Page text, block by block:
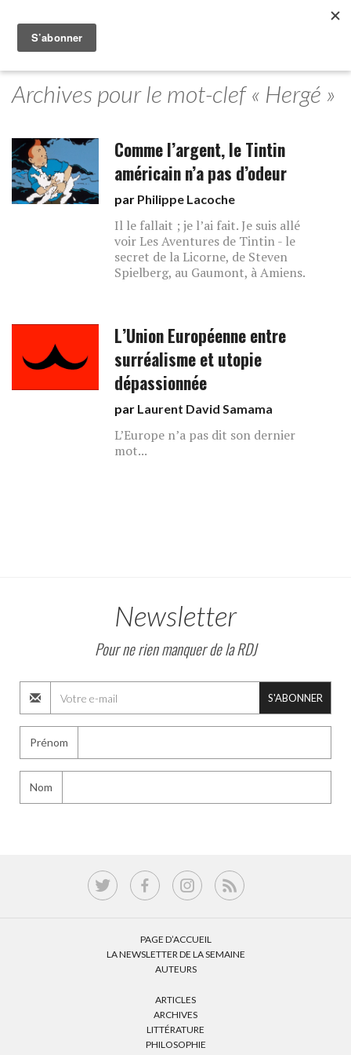
Archives pour le mot-clef « Hergé »
Comme l’argent, le Tintin
américain n’a pas d’odeur
par Philippe Lacoche
Il le fallait ; je l’ai fait. Je suis allé
voir Les Aventures de Tintin - le
secret de la Licorne, de Steven
Spielberg, au Gaumont, à Amiens.
L’Union Européenne entre
surréalisme et utopie
dépassionnée
par Laurent David Samama
L’Europe n’a pas dit son dernier
mot...
Newsletter
Pour ne rien manquer de la RDJ
S'ABONNER
Prénom
Nom
PAGE D’ACCUEIL
LA NEWSLETTER DE LA SEMAINE
AUTEURS
ARTICLES
ARCHIVES
LITTÉRATURE
PHILOSOPHIE